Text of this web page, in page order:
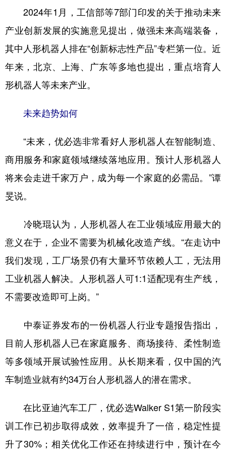
2024年1月，工信部等7部门印发的关于推动未来
产业创新发展的实施意见提出，做强未来高端装备，
其中人形机器人排在“创新标志性产品”专栏第一位。近
年来，北京、上海、广东等多地也提出，重点培育人
形机器人等未来产业。
未来趋势如何
“未来，优必选非常看好人形机器人在智能制造、
商用服务和家庭领域继续落地应用。预计人形机器人
将来会走进千家万户，成为每一个家庭的必需品。”谭
旻说。
冷晓琨认为，人形机器人在工业领域应用最大的
意义在于，企业不需要为机械化改造产线。“在走访中
我们发现，工厂场景仍有大量环节依赖人工，无法用
工业机器人解决。人形机器人可1:1适配现有生产线，
不需要改造即可上岗。”
中泰证券发布的一份机器人行业专题报告指出，
目前人形机器人已在家庭服务、商场接待、柔性制造
等多领域开展试验性应用。从长期来看，仅中国的汽
车制造业就有约34万台人形机器人的潜在需求。
在比亚迪汽车工厂，优必选Walker S1第一阶段实
训工作已初步取得成效，效率提升了一倍，稳定性提
升了30%；相关优化工作还在持续进行中，预计在今